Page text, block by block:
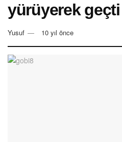
yürüyerek geçti
Yusuf 10 yıl önce